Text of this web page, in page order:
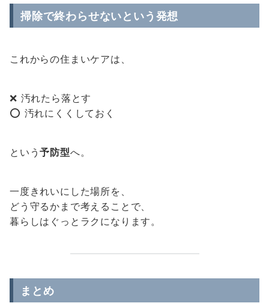
掃除で終わらせないという発想
これからの住まいケアは、
❌ 汚れたら落とす
⭕ 汚れにくくしておく
という予防型へ。
一度きれいにした場所を、
どう守るかまで考えることで、
暮らしはぐっとラクになります。
まとめ